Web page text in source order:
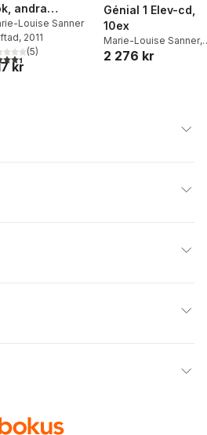
röster:
andra
Louise Sanner
, 2011
utav 5 stjärnor. Totalt antal röster:
(5)
kr
Génial 1 Elev-cd,
10ex
Marie-Louise Sanner,
Lena Wennberg
2 276 kr